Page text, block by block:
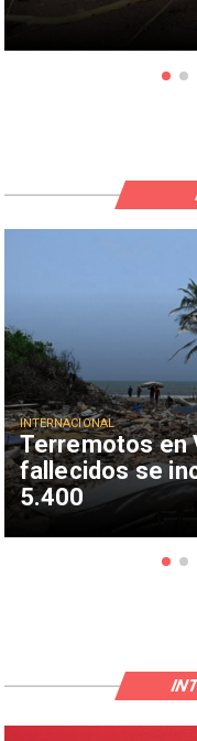
Terremotos en
fallecidos se
5.400
INTERNACIONAL